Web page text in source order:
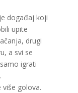
događaj koji
upite
drugi
a svi se
igrati
više golova.